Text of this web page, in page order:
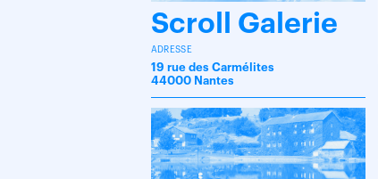
Scroll Galerie
ADRESSE
19 rue des Carmélites
44000 Nantes